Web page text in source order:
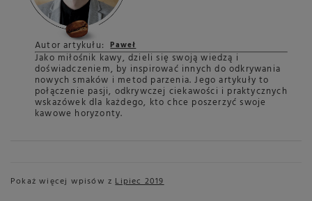
Autor artykułu:Paweł
Jako miłośnik kawy, dzieli się swoją wiedzą i
doświadczeniem, by inspirować innych do odkrywania
nowych smaków i metod parzenia. Jego artykuły to
połączenie pasji, odkrywczej ciekawości i praktycznych
wskazówek dla każdego, kto chce poszerzyć swoje
kawowe horyzonty.
Pokaż więcej wpisów zLipiec 2019